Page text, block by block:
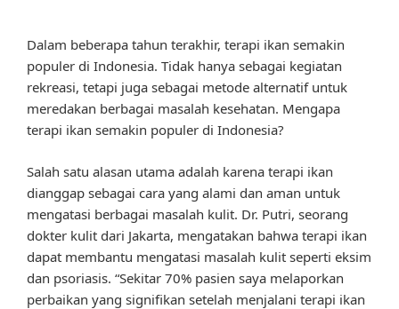
Dalam beberapa tahun terakhir, terapi ikan semakin
populer di Indonesia. Tidak hanya sebagai kegiatan
rekreasi, tetapi juga sebagai metode alternatif untuk
meredakan berbagai masalah kesehatan. Mengapa
terapi ikan semakin populer di Indonesia?
Salah satu alasan utama adalah karena terapi ikan
dianggap sebagai cara yang alami dan aman untuk
mengatasi berbagai masalah kulit. Dr. Putri, seorang
dokter kulit dari Jakarta, mengatakan bahwa terapi ikan
dapat membantu mengatasi masalah kulit seperti eksim
dan psoriasis. “Sekitar 70% pasien saya melaporkan
perbaikan yang signifikan setelah menjalani terapi ikan